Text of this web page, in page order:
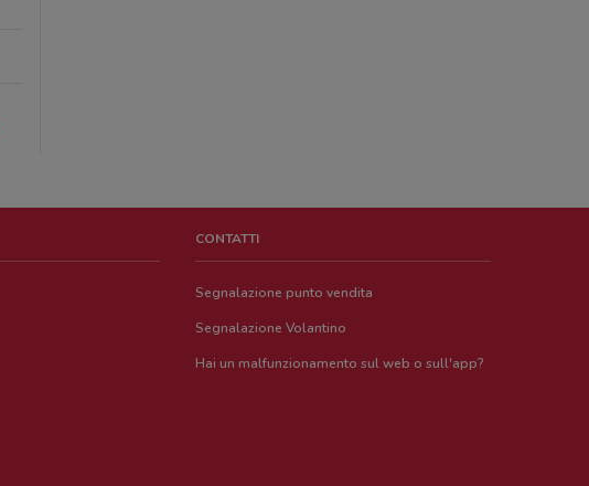
CONTATTI
Segnalazione punto vendita
Segnalazione Volantino
Hai un malfunzionamento sul web o sull'app?